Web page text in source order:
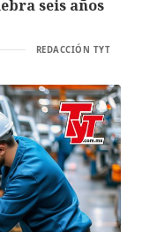
seis años
REDACCIÓN TYT